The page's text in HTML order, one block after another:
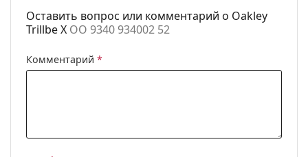
Код:
OO 9340 934002 52
Оставить вопрос или комментарий о Oakley
Trillbe X OO 9340 934002 52
Комментарий *